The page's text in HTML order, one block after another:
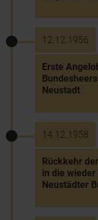
12.12.1956
Erste
Neustadt
14.12.1958
Rückkehr
in die
Neustädter